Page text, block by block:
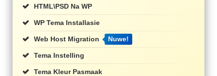
HTML\PSD Na WP
WP Tema Installasie
Web Host Migration Nuwe!
Tema Instelling
Tema Kleur Pasmaak